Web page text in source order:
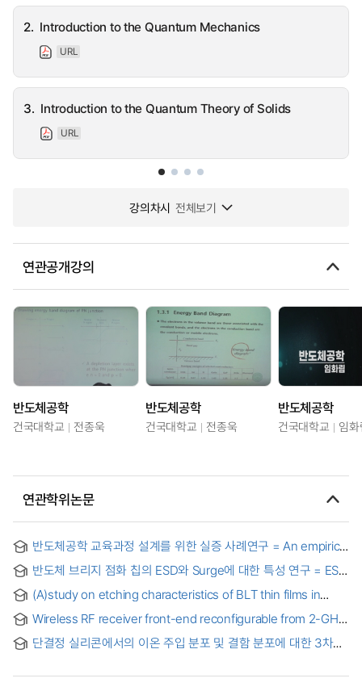
2. Introduction to the Quantum Mechanics
URL
3. Introduction to the Quantum Theory of Solids
URL
강의차시 전체보기
연관공개강의
반도체공학
건국대학교 전종욱
반도체공학
건국대학교 전종욱
반도체공학
건국대학교 임
연관학위논문
반도체공학 교육과정 설계를 위한 실증 사례연구 = An empirical
case study on the semiconductor engineering curriculum
design for majors
반도체 브리지 점화 칩의 ESD와 Surge에 대한 특성 연구 = ESD
Ignition Chip devices
(A)study on etching characteristics of BLT thin films in
BLT 薄膜의 蝕刻 特性에 關한 硏究
Wireless RF receiver front-end reconfigurable from 2-GHz
to 6-GHz = 2-GHz~6-GHz 대역에서 재구성 가능한 무선 RF
수신기
단결정 실리콘에서의 이온 주입 분포 및 결함 분포에 대한 3차원
monte carlo modeling and simulation of as-implanted